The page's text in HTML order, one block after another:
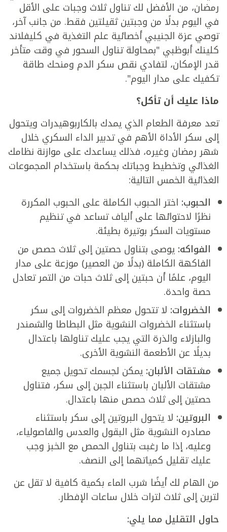
رمضان، من الأفضل لك تناول ثلاث وجبات على الأقل
في اليوم بدلًا من وجبتين ثقيلتين فقط. من جانب آخر،
توصي عزة الجنيبي أخصائية علم التغذية في كليفلاند
كلينك أبوظبي "بمحاولة تناول السحور في وقت متأخر
قدر الإمكان، لتفادي نقص سكر الدم ومنحك طاقة
تكفيك على مدار اليوم".
ماذا عليك أن تأكل؟
تعد معرفة الطعام الذي يمدك بالكاربوهيدرات ويتحول
إلى سكر الأداة الأهم في تدبير الداء السكري خلال
شهر رمضان وغيره، فذلك يساعدك على موازنة نظامك
الغذائي وتخطيط وجباتك بحكمة باستخدام المجموعات
الغذائية الخمس التالية:
الحبوب: اختر الحبوب الكاملة على الحبوب المكررة
نظرًا لاحتوائها على ألياف تساعد في تنظيم
مستويات السكر بوتيرة بطيئة.
الفواكه: يوصى بتناول حصتين إلى ثلاث حصص من
الفاكهة الكاملة (بدلًا من العصير) موزعة على مدار
اليوم، علمًا أن حبتين إلى ثلاث حبات من التمر تعادل
حصة واحدة.
الخضروات: لا تتحول معظم الخضروات إلى سكر
باستثناء الخضروات النشوية مثل البطاطا والشمندر
والبازلاء والذرة التي يجب عليك تناولها باعتدال
بديلًا عن الأطعمة النشوية الأخرى.
مشتقات الألبان: يمكن لجسمك تحويل جميع
مشتقات الألبان باستثناء الجبن إلى سكر، فتناول
حصتين إلى ثلاث حصص منها باعتدال.
البروتين: لا يتحول البروتين إلى سكر باستثناء
مصادره النشوية مثل البقول والعدس والفاصولياء،
وعليه، إذا ما رغبت بتناول الحمص مع الخبز وجب
عليك تقليل كمياتهما إلى النصف.
من الهام لك أيضًا شرب الماء بكمية كافية لا تقل عن
لترين إلى ثلاث لترات خلال ساعات الإفطار.
حاول التقليل مما يلي: